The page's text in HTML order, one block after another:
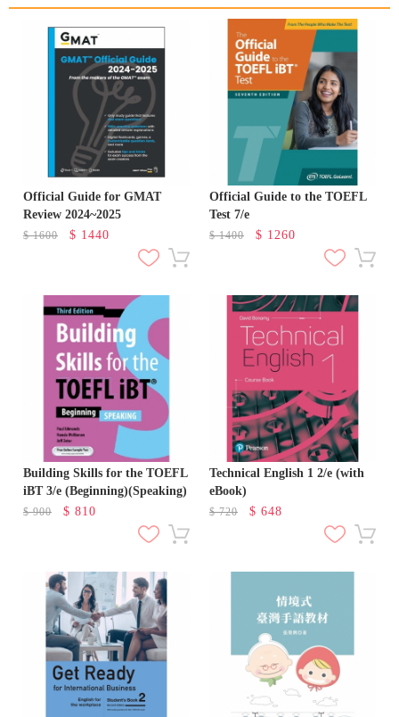
Official Guide for GMAT
Review 2024~2025
$1600 $ 1440
Official Guide to the TOEFL
Test 7/e
$1400 $ 1260
Building Skills for the TOEFL
iBT 3/e (Beginning)(Speaking)
$900 $ 810
Technical English 1 2/e (with
eBook)
$720 $ 648